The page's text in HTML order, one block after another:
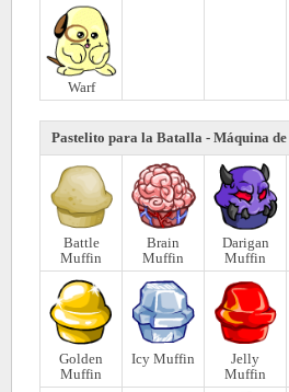
Warf
Pastelito para la Batalla - Máquina
Battle
Muffin
Brain
Muffin
Darigan
Muffin
Golden
Muffin
Icy Muffin
Jelly
Muffin